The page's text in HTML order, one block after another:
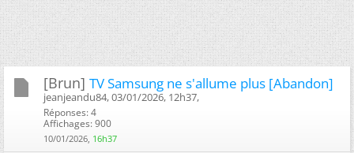
[Brun] TV Samsung ne s'allume plus [Abandon]
jeanjeandu84, 03/01/2026, 12h37, ‎
Réponses: 4
Affichages: 900
10/01/2026, 16h37